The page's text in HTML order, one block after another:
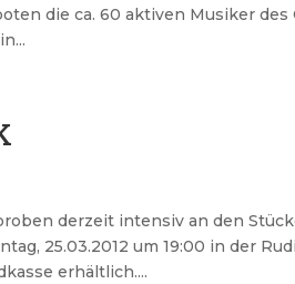
die ca. 60 aktiven Musiker
derzeit intensiv an den
25.03.2012 um 19:00 in der
erhältlich....